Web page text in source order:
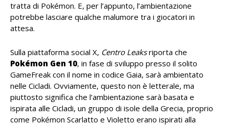
tratta di Pokémon. E, per l’appunto, l’ambientazione
potrebbe lasciare qualche malumore tra i giocatori in
attesa.
Sulla piattaforma social X, Centro Leaksriporta che
Pokémon Gen 10, in fase di sviluppo presso il solito
GameFreak con il nome in codice Gaia, sarà ambientato
nelle Cicladi. Ovviamente, questo non è letterale, ma
piuttosto significa che l’ambientazione sarà basata e
ispirata alle Cicladi, un gruppo di isole della Grecia, proprio
come Pokémon Scarlatto e Violetto erano ispirati alla